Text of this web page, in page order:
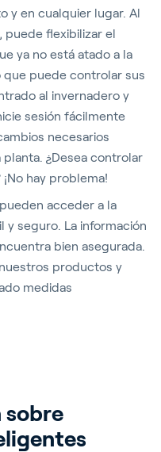
y en cualquier lugar. Al
puede flexibilizar el
ya no está atado a la
puede controlar sus
al invernadero y
sesión fácilmente
necesarios
¿Desea controlar
hay problema!
acceder a la
y seguro. La información
bien asegurada.
productos y
medidas
sobre